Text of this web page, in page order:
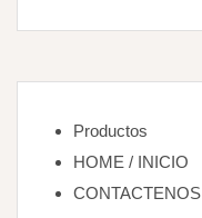
Productos
HOME / INICIO
CONTACTENOS